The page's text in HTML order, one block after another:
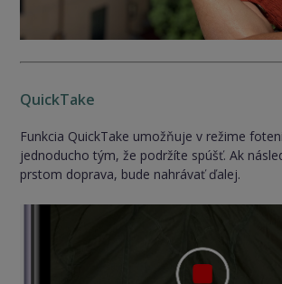
QuickTake
Funkcia QuickTake umožňuje v režime
jednoducho tým, že podržíte spúšť. Ak
prstom doprava, bude nahrávať ďalej.